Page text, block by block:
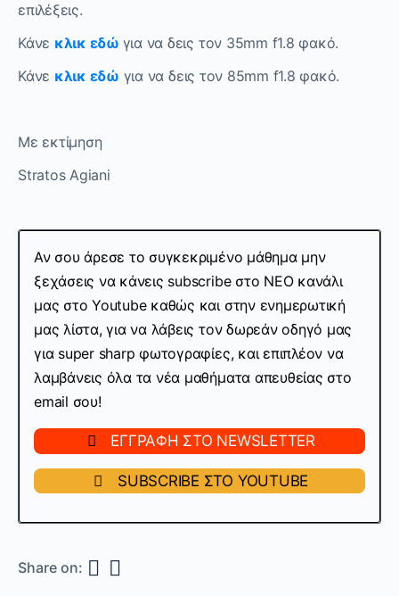
επιλέξεις.
Κάνε κλικ εδώ για να δεις τον 35mm f1.8 φακό.
Κάνε κλικ εδώ για να δεις τον 85mm f1.8 φακό.
Με εκτίμηση
Stratos Agiani
Αν σου άρεσε το συγκεκριμένο μάθημα μην
ξεχάσεις να κάνεις subscribe στo ΝΕΟ κανάλι
μας στο Youtube καθώς και στην ενημερωτική
μας λίστα, για να λάβεις τον δωρεάν οδηγό μας
για super sharp φωτογραφίες, και επιπλέον να
λαμβάνεις όλα τα νέα μαθήματα απευθείας στο
email σου!
ΕΓΓΡΑΦΗ ΣΤΟ NEWSLETTER
SUBSCRIBE ΣΤΟ YOUTUBE
Share on: